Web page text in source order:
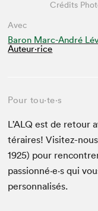
Avec
Baron Marc-André
Auteur·rice
Crédits
Pour tou⋅te⋅s
L’ALQ est de retour
téraires! Vis­itez-
1925) pour
passionné·e·s qui
personnalisés.